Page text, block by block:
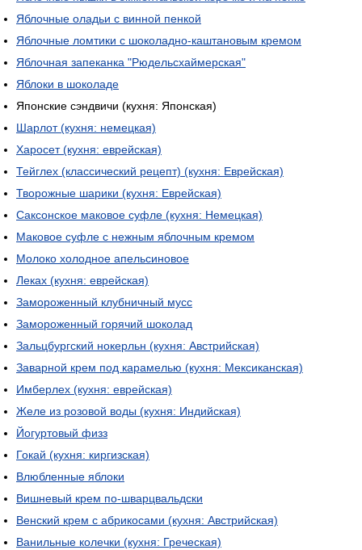
Яблочные оладьи с винной пенкой
Яблочные ломтики с шоколадно-каштановым кремом
Яблочная запеканка "Рюдельсхаймерская"
Яблоки в шоколаде
Японские сэндвичи (кухня: Японская)
Шарлот (кухня: немецкая)
Харосет (кухня: еврейская)
Тейглех (классический рецепт) (кухня: Еврейская)
Творожные шарики (кухня: Еврейская)
Саксонское маковое суфле (кухня: Немецкая)
Маковое суфле с нежным яблочным кремом
Молоко холодное апельсиновое
Леках (кухня: еврейская)
Замороженный клубничный мусс
Замороженный горячий шоколад
Зальцбургский нокерльн (кухня: Австрийская)
Заварной крем под карамелью (кухня: Мексиканская)
Имберлех (кухня: еврейская)
Желе из розовой воды (кухня: Индийская)
Йогуртовый физз
Гокай (кухня: киргизская)
Влюбленные яблоки
Вишневый крем по-шварцвальдски
Венский крем с абрикосами (кухня: Австрийская)
Ванильные колечки (кухня: Греческая)